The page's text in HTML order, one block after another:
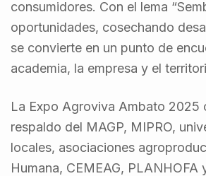
consumidores. Con el lema
oportunidades, cosechando
se convierte en un punto de
academia, la empresa y el
La Expo Agroviva Ambato 2025
respaldo del MAGP, MIPRO,
locales, asociaciones
Humana, CEMEAG, PLANHOFA